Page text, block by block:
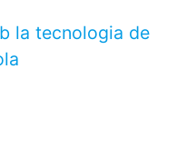
la tecnologia de